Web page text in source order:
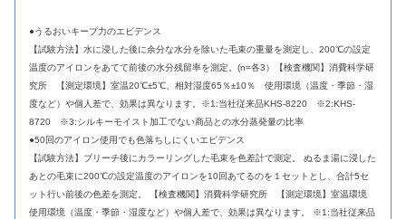
●うるおいキープ力のエビデンス
【試験方法】水に浸した後に余分な水分を除いた毛束の重量を測定し、200℃の設定
温度のアイロンをあてて前後の水分残留率を測定。(n=各3）【検査機関】消費科学研
究所 【測定環境】室温20℃±5℃、相対湿度65％±10％ 使用環境（温度・季節・湿
度など）や個人差で、効果は異なります。※1:当社従来品KHS-8220 ※2:KHS-
8720 ※3:シルキーモイスト加工でない商品との水分蒸発量の比率
●50回のアイロン使用でも色落ちしにくいエビデンス
【試験方法】ブリーチ後にカラーリングした毛束を色差計で測定。 ぬるま湯に浸した
あとの毛束に200℃の設定温度のアイロンを10回あてるのを１セットとし、合計5セ
ット行い前後の色差を測定。 【検査機関】消費科学研究所 【測定環境】室温環境
使用環境（温度・季節・湿度など）や個人差で、効果は異なります。 ※1:当社従来品